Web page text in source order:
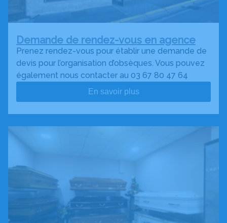
Demande de rendez-vous en agence
Prenez rendez-vous pour établir une demande de
devis pour l’organisation d’obsèques. Vous pouvez
également nous contacter au 03 67 80 47 64
En savoir plus